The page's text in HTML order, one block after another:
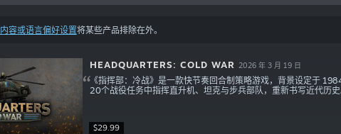
内容或语言偏好设置将某些产品排除在外。
$29.99
HEADQUARTERS: COLD WAR 2026 年 3 月 19 日
《指挥部：冷战》是一款快节奏回合制策略游戏，背景设定于
20个战役任务中指挥直升机、坦克与步兵部队，重新书写近代历史